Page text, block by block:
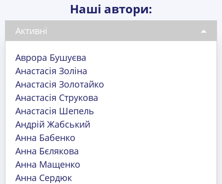
Наші автори:
Активні
Аврора Бушуєва
Анастасія Золіна
Анастасія Золотайко
Анастасія Струкова
Анастасія Шепель
Андрій Жабський
Анна Бабенко
Анна Бєлякова
Анна Мащенко
Анна Сердюк